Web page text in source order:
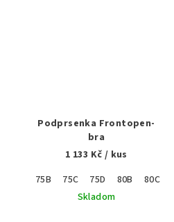
Podprsenka Frontopen-
bra
1 133 Kč / kus
75B
75C 75D 80B 80C
Skladom